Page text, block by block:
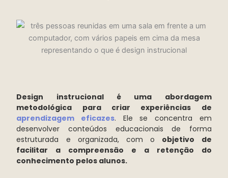
Design instrucional é uma abordagem
metodológica para criar experiências de
aprendizagem eficazes. Ele se concentra em
desenvolver conteúdos educacionais de forma
estruturada e organizada, com o objetivo de
facilitar a compreensão e a retenção do
conhecimento pelos alunos.